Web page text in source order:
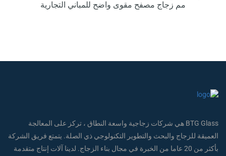
مم زجاج مصفح مقوى واضح للمباني التجارية
BTG Glass هي شركات زجاجية واسعة النطاق ، تركز على المعالجة
العميقة للزجاج والبحث والتطوير التكنولوجي ذي الصلة. يتمتع فريق الشركة
بأكثر من 20 عاما من الخبرة في مجال بناء الزجاج. لدينا آلات إنتاج متقدمة